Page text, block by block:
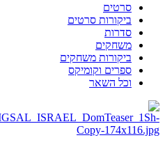
סרטים
ביקורות סרטים
סדרות
משחקים
ביקורות משחקים
ספרים וקומיקס
וכל השאר